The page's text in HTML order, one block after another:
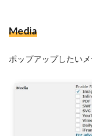
Media
ポップアップしたい